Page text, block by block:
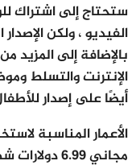
ستحتاج إلى اشتراك
الفيديو ، ولكن
بالإضافة إلى المزيد
أيضًا على إصدار
مجاني 6.99 دولارات شهريًا